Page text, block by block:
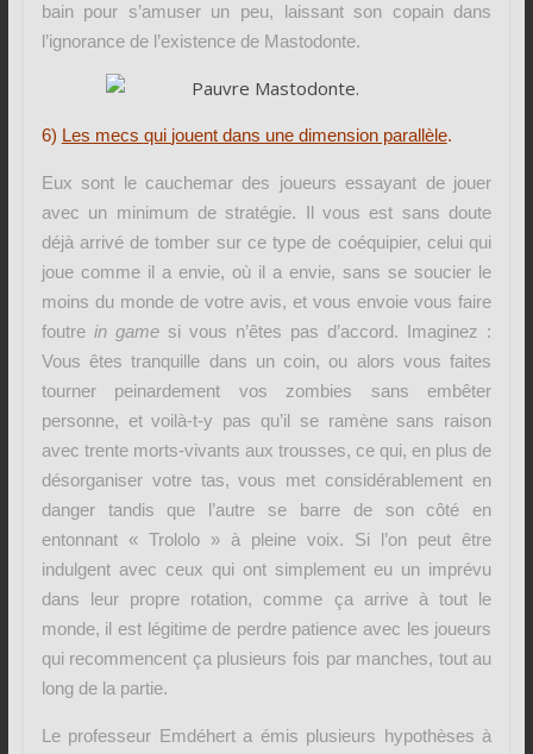
bain pour s’amuser un peu, laissant son copain dans
l’ignorance de l’existence de Mastodonte.
6) Les mecs qui jouent dans une dimension parallèle.
Eux sont le cauchemar des joueurs essayant de jouer
avec un minimum de stratégie. Il vous est sans doute
déjà arrivé de tomber sur ce type de coéquipier, celui qui
joue comme il a envie, où il a envie, sans se soucier le
moins du monde de votre avis, et vous envoie vous faire
foutre in gamesi vous n’êtes pas d’accord. Imaginez :
Vous êtes tranquille dans un coin, ou alors vous faites
tourner peinardement vos zombies sans embêter
personne, et voilà-t-y pas qu’il se ramène sans raison
avec trente morts-vivants aux trousses, ce qui, en plus de
désorganiser votre tas, vous met considérablement en
danger tandis que l’autre se barre de son côté en
entonnant « Trololo » à pleine voix. Si l’on peut être
indulgent avec ceux qui ont simplement eu un imprévu
dans leur propre rotation, comme ça arrive à tout le
monde, il est légitime de perdre patience avec les joueurs
qui recommencent ça plusieurs fois par manches, tout au
long de la partie.
Le professeur Emdéhert a émis plusieurs hypothèses à